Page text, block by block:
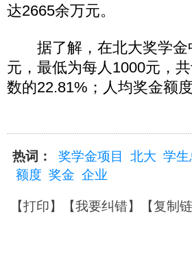
达2665余万元。
据了解，在北大奖学金
元，最低为每人1000元，
数的22.81%；人均奖金额度
热词： 奖学金项目 北大 学生
额度 奖金 企业
【打印】【我要纠错】【复制